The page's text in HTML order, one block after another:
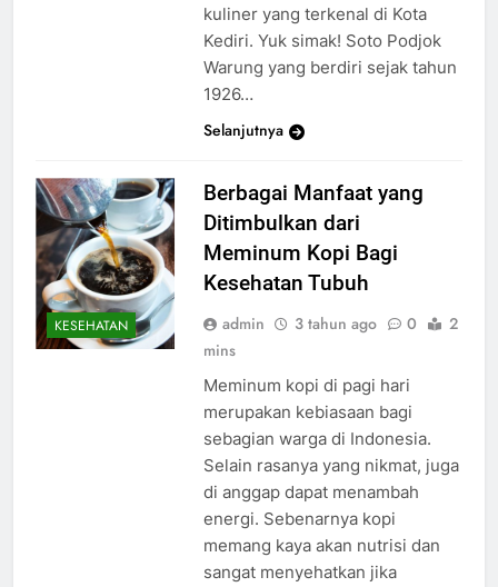
kuliner yang terkenal di Kota
Kediri. Yuk simak! Soto Podjok
Warung yang berdiri sejak tahun
1926…
Selanjutnya
KESEHATAN
Berbagai Manfaat yang
Ditimbulkan dari
Meminum Kopi Bagi
Kesehatan Tubuh
admin 3 tahun ago 0
2
mins
Meminum kopi di pagi hari
merupakan kebiasaan bagi
sebagian warga di Indonesia.
Selain rasanya yang nikmat, juga
di anggap dapat menambah
energi. Sebenarnya kopi
memang kaya akan nutrisi dan
sangat menyehatkan jika